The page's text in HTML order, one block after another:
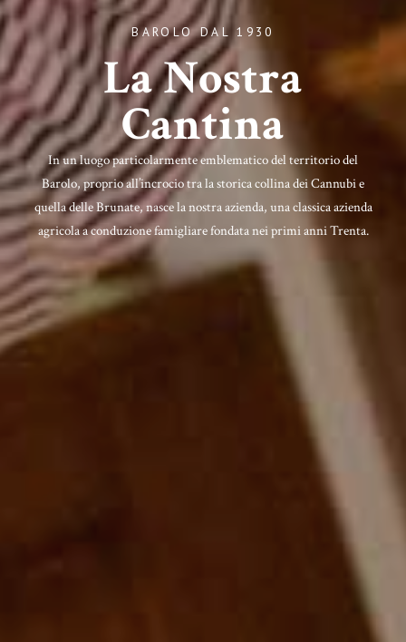
La Nostra
Cantina
BAROLO DAL 1930
In un luogo particolarmente emblematico del territorio del
Barolo, proprio all’incrocio tra la storica collina dei Cannubi e
quella delle Brunate, nasce la nostra azienda, una classica azienda
agricola a conduzione famigliare fondata nei primi anni Trenta.